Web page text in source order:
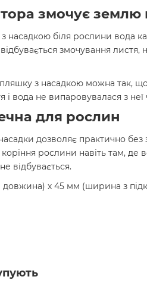
змочує землю
насадкою біля рослини вода
змочування
з насадкою можна так,
і вода не випаровувалася з
для рослин
дозволяє практично без
рослини навіть там, де
відбувається.
довжина) х 45 мм (ширина з